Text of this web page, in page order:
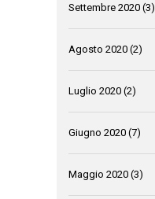
Settembre 2020 (3)
Agosto 2020 (2)
Luglio 2020 (2)
Giugno 2020 (7)
Maggio 2020 (3)